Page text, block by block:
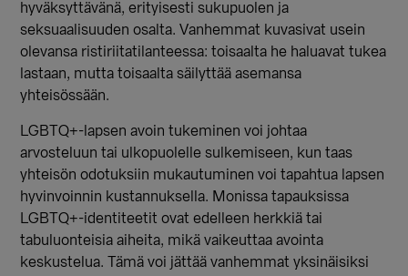
hyväksyttävänä, erityisesti sukupuolen ja
seksuaalisuuden osalta. Vanhemmat kuvasivat usein
olevansa ristiriitatilanteessa: toisaalta he haluavat tukea
lastaan, mutta toisaalta säilyttää asemansa
yhteisössään.
LGBTQ+-lapsen avoin tukeminen voi johtaa
arvosteluun tai ulkopuolelle sulkemiseen, kun taas
yhteisön odotuksiin mukautuminen voi tapahtua lapsen
hyvinvoinnin kustannuksella. Monissa tapauksissa
LGBTQ+-identiteetit ovat edelleen herkkiä tai
tabuluonteisia aiheita, mikä vaikeuttaa avointa
keskustelua. Tämä voi jättää vanhemmat yksinäisiksi